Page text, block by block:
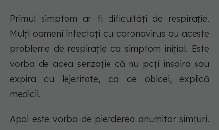
Primul simptom ar fi dificultăți de respirație.
Mulți oameni infectați cu coronavirus au aceste
probleme de respirație ca simptom inițial. Este
vorba de acea senzație că nu poți inspira sau
expira cu lejeritate, ca de obicei, explică
medicii.
Apoi este vorba de pierderea anumitor simțuri.